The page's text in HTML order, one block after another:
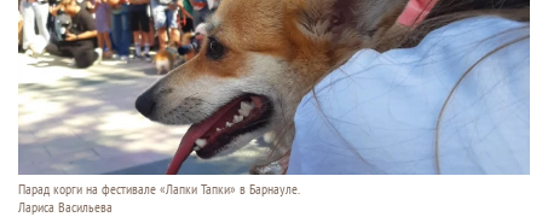
Парад корги на фестивале «Лапки Тапки» в Барнауле.
Лариса Васильева